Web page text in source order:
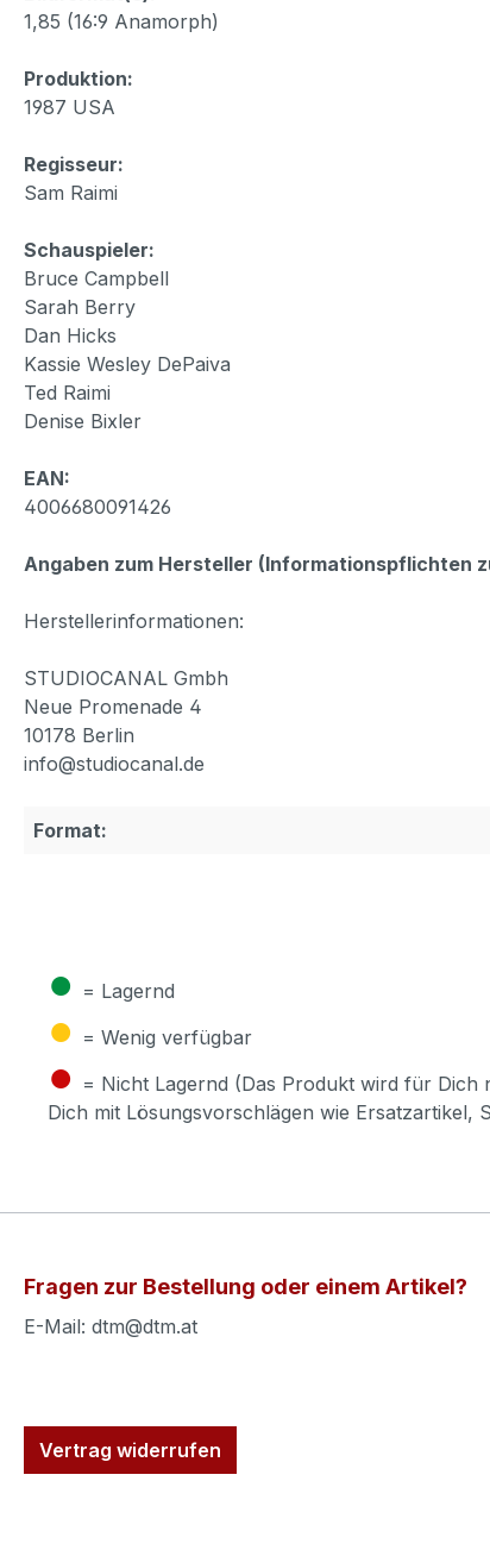
1,85 (16:9 Anamorph)
Produktion:
1987 USA
Regisseur:
Sam Raimi
Schauspieler:
Bruce Campbell
Sarah Berry
Dan Hicks
Kassie Wesley DePaiva
Ted Raimi
Denise Bixler
EAN:
4006680091426
Angaben zum Hersteller (Informationspflichten
Herstellerinformationen:
STUDIOCANAL Gmbh
Neue Promenade 4
10178 Berlin
info@studiocanal.de
Format:
● = Lagernd
● = Wenig verfügbar
● = Nicht Lagernd (Das Produkt wird für Dich
Dich mit Lösungsvorschlägen wie Ersatzartikel,
Fragen zur Bestellung oder einem Artikel?
E-Mail: dtm@dtm.at
Vertrag widerrufen